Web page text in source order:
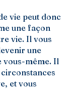
vie peut donc
une façon
vie. Il vous
une
vous-même. Il
et vous